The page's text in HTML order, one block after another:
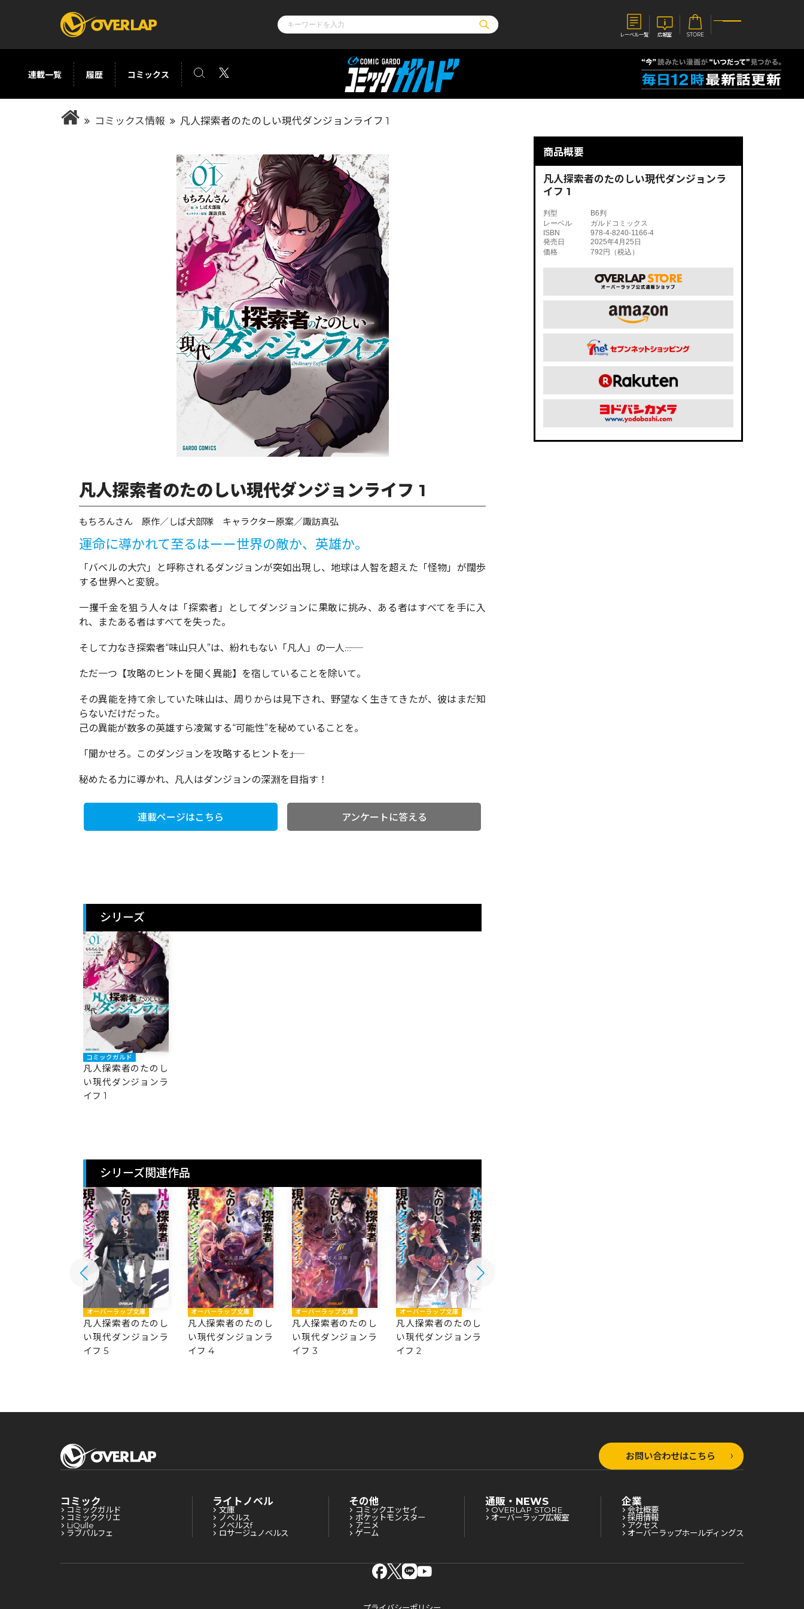
レーベル一覧 広報室 STORE
コミック
コミックガルド
ライトノベル
文庫
ロサージュノベルス
その他
コミックエッセイ
ゲーム
オーバーラップ広報室
採用情報
お問い合わせはこちら
オーバーラップ文庫 オーバーラップノベルス オーバーラップノベルスf ロサージュノベルス コミックガルド
コミッククリエ リキューレ コミックエッセイ
閉じる
連載一覧 履歴 コミックス
コミックス情報 凡人探索者のたのしい現代ダンジョンライフ 1
凡人探索者のたのしい現代ダンジョンライフ 1
もちろんさん 原作／しば犬部隊 キャラクター原案／諏訪真弘
運命に導かれて至るはーー世界の敵か、英雄か。
「バベルの大穴」と呼称されるダンジョンが突如出現し、地球は人智を超えた「怪物」が闊歩
する世界へと変貌。
一攫千金を狙う人々は「探索者」としてダンジョンに果敢に挑み、ある者はすべてを手に入
れ、またある者はすべてを失った。
そして力なき探索者“味山只人”は、紛れもない「凡人」の一人――…
ただ一つ【攻略のヒントを聞く異能】を宿していることを除いて。
その異能を持て余していた味山は、周りからは見下され、野望なく生きてきたが、彼はまだ知
らないだけだった。
己の異能が数多の英雄すら凌駕する“可能性”を秘めていることを。
「聞かせろ。このダンジョンを攻略するヒントを――」
秘めたる力に導かれ、凡人はダンジョンの深淵を目指す！
連載ページはこちら アンケートに答える
シリーズ
コミックガルド
凡人探索者のたのし
い現代ダンジョンラ
イフ 1
シリーズ関連作品
オーバーラップ文庫
凡人探索者のたのし
い現代ダンジョンラ
イフ 5
オーバーラップ文庫
凡人探索者のたのし
い現代ダンジョンラ
イフ 4
オーバーラップ文庫
凡人探索者のたのし
い現代ダンジョンラ
イフ 3
オーバーラップ文庫
凡人探索者のたのし
い現代ダンジョンラ
イフ 2
商品概要
凡人探索者のたのしい現代ダンジョンラ
イフ 1
判型
B6判
レーベル
ガルドコミックス
ISBN
978-4-8240-1166-4
発売日
2025年4月25日
価格
792円（税込）
お問い合わせはこちら
コミック
コミックガルド
コミッククリエ
LiQulle
ラブパルフェ
ライトノベル
文庫
ノベルス
ノベルスf
ロサージュノベルス
その他
コミックエッセイ
ポケットモンスター
アニメ
ゲーム
通販・NEWS
OVERLAP STORE
オーバーラップ広報室
企業
会社概要
採用情報
アクセス
オーバーラップホールディングス